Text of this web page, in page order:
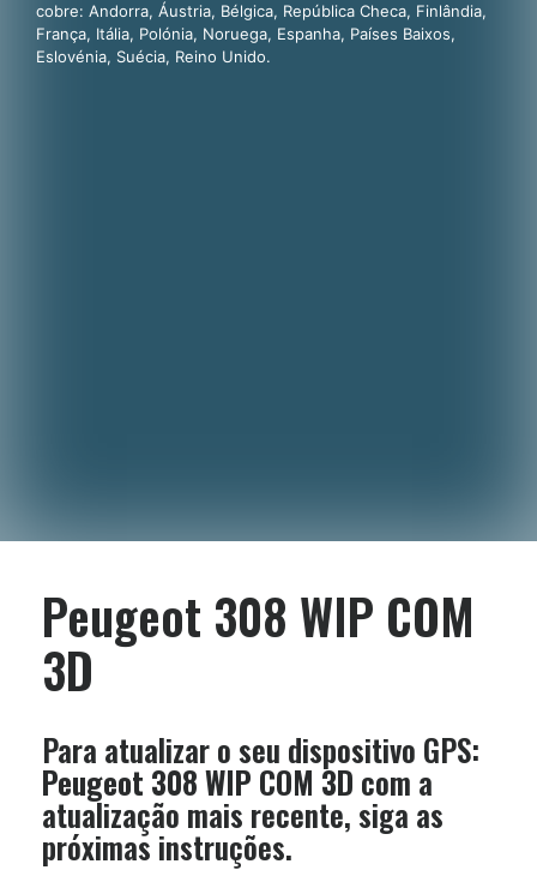
cobre: Andorra, Áustria, Bélgica, República Checa, Finlândia,
França, Itália, Polónia, Noruega, Espanha, Países Baixos,
Eslovénia, Suécia, Reino Unido.
Peugeot 308 WIP COM
3D
Para atualizar o seu dispositivo GPS:
Peugeot 308 WIP COM 3D com a
atualização mais recente, siga as
próximas instruções.